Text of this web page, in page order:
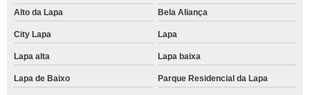
Alto da Lapa
Bela Aliança
City Lapa Lapa
Lapa alta Lapa baixa
Lapa de Baixo Parque Residencial da Lapa